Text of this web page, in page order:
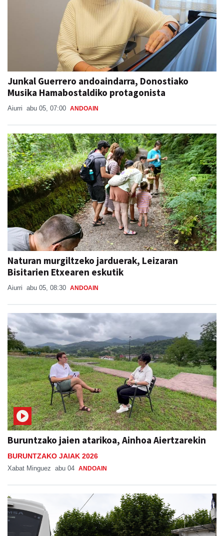
Junkal Guerrero andoaindarra, Donostiako
Musika Hamabostaldiko protagonista
Aiurri abu 05, 07:00 ANDOAIN
Naturan murgiltzeko jarduerak, Leizaran
Bisitarien Etxearen eskutik
Aiurri abu 05, 08:30 ANDOAIN
Buruntzako jaien atarikoa, Ainhoa Aiertzarekin
BURUNTZAKO JAIAK 2026
Xabat Minguez abu 04 ANDOAIN